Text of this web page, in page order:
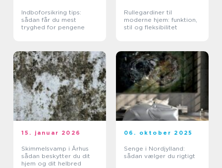
Indboforsikring tips:
sådan får du mest
tryghed for pengene
Rullegardiner til
moderne hjem: funktion,
stil og fleksibilitet
15. januar 2026
Skimmelsvamp i Århus
sådan beskytter du dit
hjem og dit helbred
06. oktober 2025
Senge i Nordjylland:
sådan vælger du rigtigt